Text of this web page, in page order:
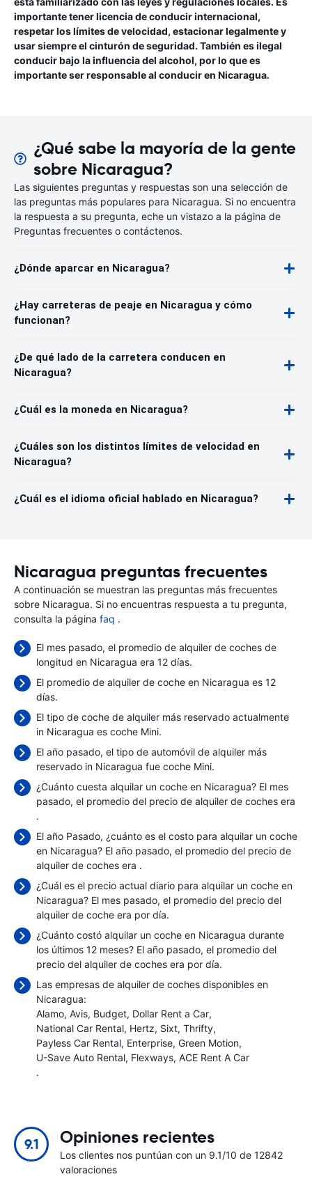
importante tener licencia de conducir internacional,
respetar los límites de velocidad, estacionar legalmente y
usar siempre el cinturón de seguridad. También es ilegal
conducir bajo la influencia del alcohol, por lo que es
importante ser responsable al conducir en Nicaragua.
¿Qué sabe la mayoría de la gente
sobre Nicaragua?
Las siguientes preguntas y respuestas son una selección de
las preguntas más populares para Nicaragua. Si no encuentra
la respuesta a su pregunta, eche un vistazo a la página de
Preguntas frecuentes o contáctenos.
¿Dónde aparcar en Nicaragua?
¿Hay carreteras de peaje en Nicaragua y cómo
funcionan?
¿De qué lado de la carretera conducen en
Nicaragua?
¿Cuál es la moneda en Nicaragua?
¿Cuáles son los distintos límites de velocidad en
Nicaragua?
¿Cuál es el idioma oficial hablado en Nicaragua?
Nicaragua preguntas frecuentes
A continuación se muestran las preguntas más frecuentes
sobre Nicaragua. Si no encuentras respuesta a tu pregunta,
consulta la página faq .
El mes pasado, el promedio de alquiler de coches de
longitud en Nicaragua era 12 días.
El promedio de alquiler de coche en Nicaragua es 12
días.
El tipo de coche de alquiler más reservado actualmente
in Nicaragua es coche Mini.
El año pasado, el tipo de automóvil de alquiler más
reservado in Nicaragua fue coche Mini.
¿Cuánto cuesta alquilar un coche en Nicaragua? El mes
pasado, el promedio del precio de alquiler de coches era
.
El año Pasado, ¿cuánto es el costo para alquilar un coche
en Nicaragua? El año pasado, el promedio del precio de
alquiler de coches era .
¿Cuál es el precio actual diario para alquilar un coche en
Nicaragua? El mes pasado, el promedio del precio del
alquiler de coche era por día.
¿Cuánto costó alquilar un coche en Nicaragua durante
los últimos 12 meses? El año pasado, el promedio del
precio del alquiler de coches era por día.
Las empresas de alquiler de coches disponibles en
Nicaragua:
Alamo Avis Budget Dollar Rent a Car
National Car Rental Hertz Sixt Thrifty
Payless Car Rental Enterprise Green Motion
U-Save Auto Rental Flexways ACE Rent A Car
.
9.1 Opiniones recientes
Los clientes nos puntúan con un 9.1/10 de 12842
valoraciones